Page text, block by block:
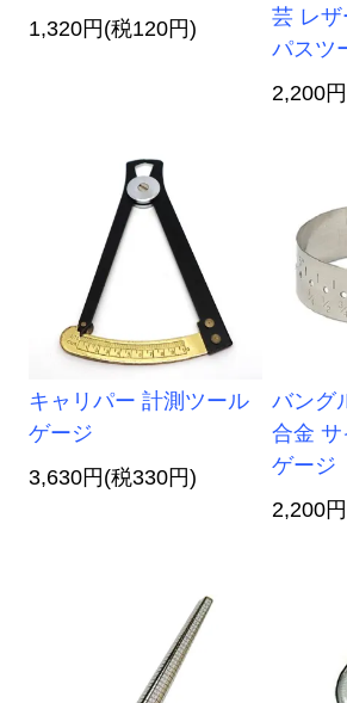
1,320円(税120円)
芸 レ
パスツ
2,200
キャリパー 計測ツール
ゲージ
3,630円(税330円)
バング
合金
ゲージ
2,200